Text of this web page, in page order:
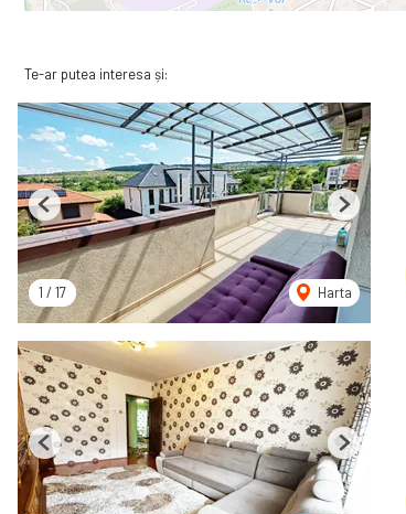
Te-ar putea interesa și:
1 / 17 Harta
Previous Next
Previous Next